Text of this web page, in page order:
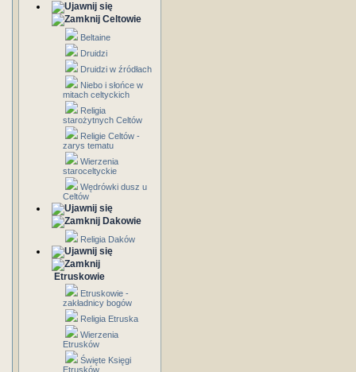
Celtowie
Beltaine
Druidzi
Druidzi w źródłach
Niebo i słońce w
mitach celtyckich
Religia
starożytnych Celtów
Religie Celtów -
zarys tematu
Wierzenia
staroceltyckie
Wędrówki dusz u
Celtów
Dakowie
Religia Daków
Etruskowie
Etruskowie -
zakładnicy bogów
Religia Etruska
Wierzenia
Etrusków
Święte Księgi
Etrusków